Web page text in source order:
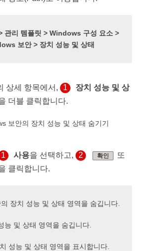
관리 템플릿 > Windows 구성 요소 >
보안 > 장치 성능 및 상태
세 항목에서, 1
장치 성능 및 상
더블 클릭합니다.
1 사용을 선택하고, 2 확인
또
클릭합니다.
장치 성능 및 상태 영역을 숨깁니다.
능 및 상태 영역을 숨깁니다.
성능 및 상태 영역을 표시합니다.